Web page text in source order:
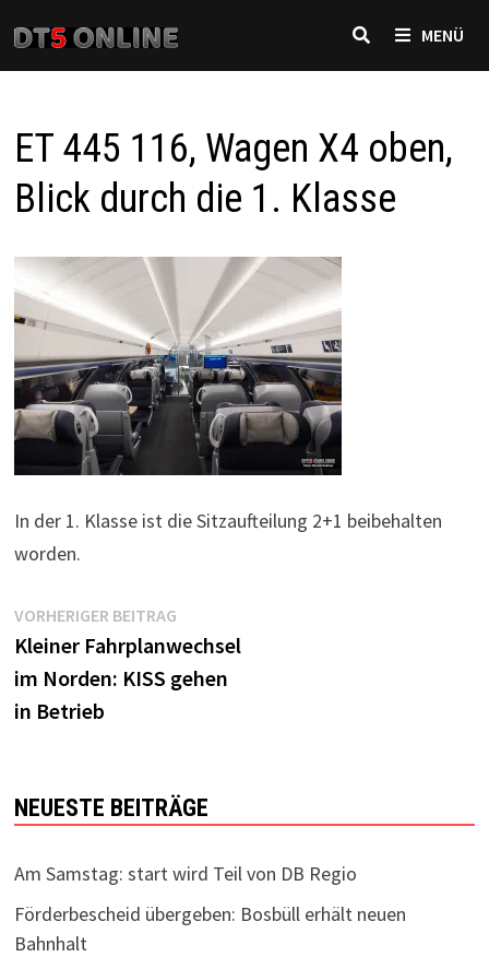
zum
Inhalt
MENÜ
ET 445 116, Wagen X4 oben,
Blick durch die 1. Klasse
In der 1. Klasse ist die Sitzaufteilung 2+1 beibehalten
worden.
Beitragsnavigation
VORHERIGER BEITRAGVorheriger
Beitrag:
Kleiner Fahrplanwechsel
im Norden: KISS gehen
in Betrieb
NEUESTE BEITRÄGE
Am Samstag: start wird Teil von DB Regio
Förderbescheid übergeben: Bosbüll erhält neuen
Bahnhalt